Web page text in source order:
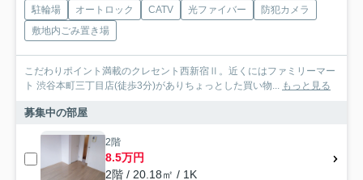
駐輪場 オートロック CATV 光ファイバー
防犯カメラ
敷地内ごみ置き場
こだわりポイント満載のクレセント西新宿Ⅱ。近くにはファミリーマー
ト 渋谷本町三丁目店(徒歩3分)がありちょっとした買い物... もっと見る
募集中の部屋
2階
8.5万円
2階 / 20.18㎡ / 1K